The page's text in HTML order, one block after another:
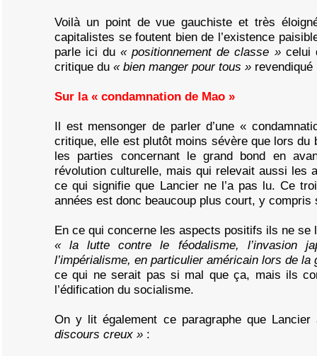
Voilà un point de vue gauchiste et très
capitalistes se foutent bien de l’existence
parle ici du« positionnement de classe » celui
critique du « bien manger pour tous »
Sur la « condamnation de Mao »
Il est mensonger de parler d’une «
critique, elle est plutôt moins sévère que lors du
les parties concernant le grand bond en
révolution culturelle, mais qui relevait aussi les
ce qui signifie que Lancier ne l’a pas lu. Ce
années est donc beaucoup plus court, y
En ce qui concerne les aspects positifs ils ne se
« la lutte contre le féodalisme, l’invasion
l’impérialisme, en particulier américain lors de la
ce qui ne serait pas si mal que ça, mais ils
l’édification du socialisme.
On y lit également ce paragraphe que
discours creux » :